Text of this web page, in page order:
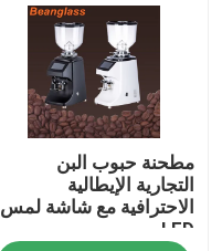
مطحنة حبوب البن
التجارية الإيطالية
الاحترافية مع شاشة لمس
LED